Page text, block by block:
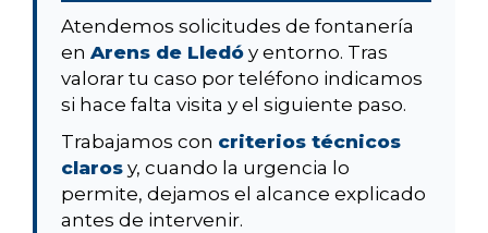
Atendemos solicitudes de fontanería
en Arens de Lledó y entorno. Tras
valorar tu caso por teléfono indicamos
si hace falta visita y el siguiente paso.
Trabajamos con criterios técnicos
claros y, cuando la urgencia lo
permite, dejamos el alcance explicado
antes de intervenir.